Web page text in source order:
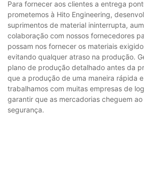
Para fornecer aos clientes a entrega
prometemos à Hito Engineering,
suprimentos de material ininterrupta,
colaboração com nossos fornecedores
possam nos fornecer os materiais
evitando qualquer atraso na produção.
plano de produção detalhado antes da
que a produção de uma maneira rápida
trabalhamos com muitas empresas de
garantir que as mercadorias cheguem
segurança.